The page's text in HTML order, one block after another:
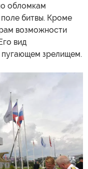
обломкам
битвы. Кроме
возможности
вид
зрелищем.